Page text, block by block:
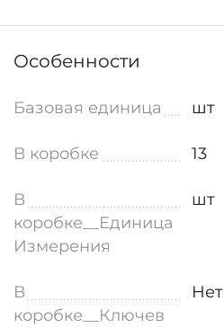
Особенности
Базовая единица шт
В коробке 13
В
коробке__Единица
Измерения
шт
В
коробке__Ключев
Нет